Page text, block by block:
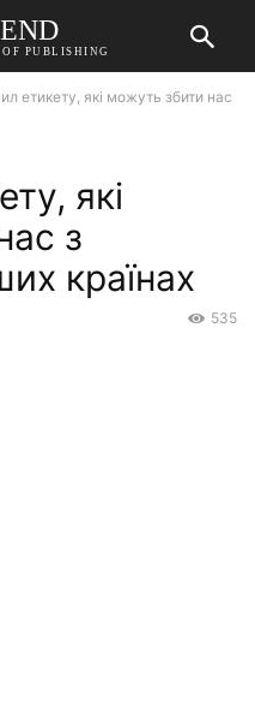
PUBLISHING
етикету, які можуть збити нас
які
з
країнах
535